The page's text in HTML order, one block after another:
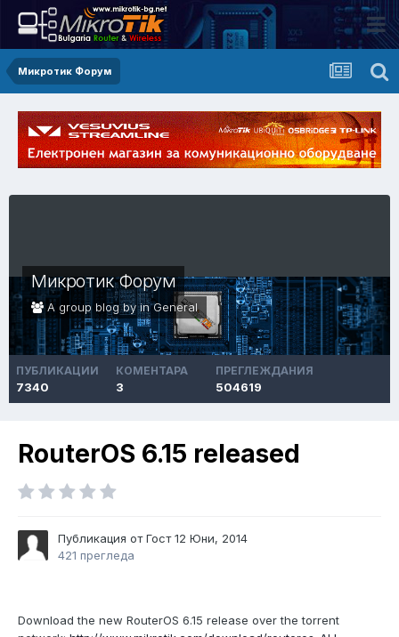
Микротик Форум
Микротик Форум
A group blog by inGeneral
ПУБЛИКАЦИИ
7340
КОМЕНТАРА
3
ПРЕГЛЕЖДАНИЯ
504619
RouterOS 6.15 released
Публикация от Гост12 Юни, 2014
421 прегледа
Download the new RouterOS 6.15 release over the torrent